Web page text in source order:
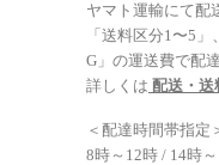
ヤマト運輸にて配
「送料区分1〜5
G」の運送費で配
詳しくは 配送・送
＜配達時間帯指定
8時～12時 / 14時